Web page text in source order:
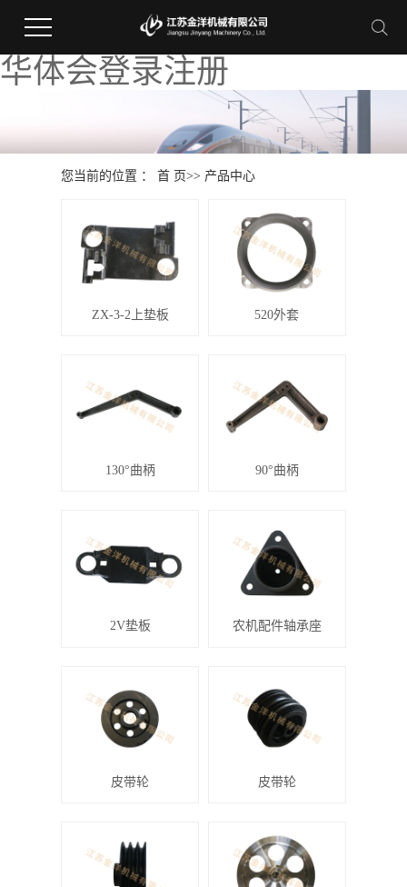
华体会登录注册
您当前的位置 ：首 页>> 产品中心
ZX-3-2上垫板 520外套
130°曲柄 90°曲柄
2V垫板 农机配件轴承座
皮带轮 皮带轮